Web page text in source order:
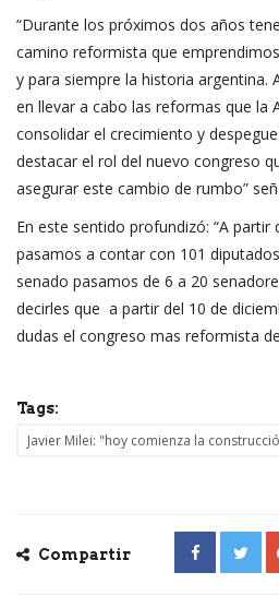
“Durante los próximos dos años
camino reformista que
y para siempre la historia argentina.
en llevar a cabo las reformas que la
consolidar el crecimiento y
destacar el rol del nuevo congreso
asegurar este cambio de rumbo”
En este sentido profundizó: “A partir
pasamos a contar con 101
senado pasamos de 6 a 20
decirles que a partir del 10 de
dudas el congreso mas reformista
Tags:
Javier Milei: "hoy comienza la
Compartir